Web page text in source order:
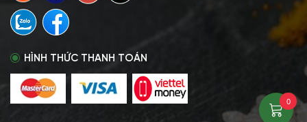
HÌNH THỨC THANH TOÁN
0